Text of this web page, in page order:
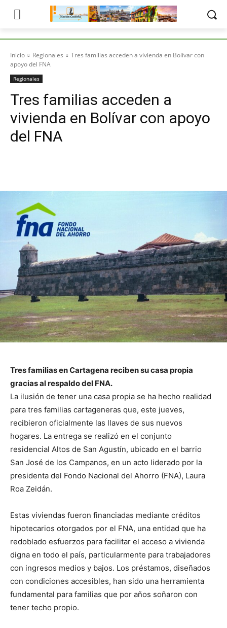
Inicio Regionales
Tres familias acceden a vivienda en Bolívar con
apoyo del FNA
Regionales
Tres familias acceden a
vivienda en Bolívar con apoyo
del FNA
Tres familias en Cartagena reciben su casa propia
gracias al respaldo del FNA.
La ilusión de tener una casa propia se ha hecho realidad
para tres familias cartageneras que, este jueves,
recibieron oficialmente las llaves de sus nuevos
hogares. La entrega se realizó en el conjunto
residencial Altos de San Agustín, ubicado en el barrio
San José de los Campanos, en un acto liderado por la
presidenta del Fondo Nacional del Ahorro (FNA), Laura
Roa Zeidán.
Estas viviendas fueron financiadas mediante créditos
hipotecarios otorgados por el FNA, una entidad que ha
redoblado esfuerzos para facilitar el acceso a vivienda
digna en todo el país, particularmente para trabajadores
con ingresos medios y bajos. Los préstamos, diseñados
con condiciones accesibles, han sido una herramienta
fundamental para familias que por años soñaron con
tener techo propio.